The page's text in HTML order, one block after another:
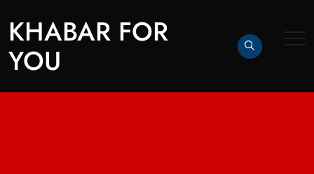
KHABAR FOR
YOU